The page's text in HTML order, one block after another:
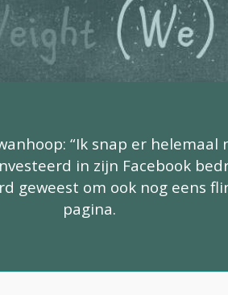
“Ik snap er
in zijn Facebook
geweest om ook nog eens
pagina.